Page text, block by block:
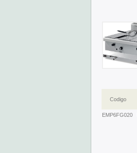
Codigo
EMP6FG020